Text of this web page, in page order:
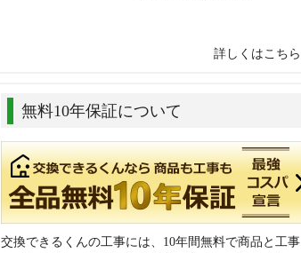
詳しくはこちら
無料10年保証について
交換できるくんの工事には、10年間無料で商品と工事